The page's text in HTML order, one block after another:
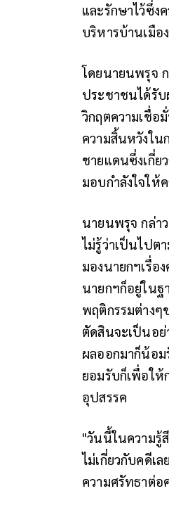
และรักษาไว้ซึ่ง
บริหารบ้านเมือ
โดยนายนพรุจ
ประชาชนได้รับ
วิกฤตความเชื่อ
ความสิ้นหวังใ
ชายแดนซึ่งเกี่
มอบกำลังใจใ
นายนพรุจ กล่า
ไม่รู้ว่าเป็นไปต
มองนายกฯเรื่อ
นายกฯก็อยู่ใน
พฤติกรรมต่างๆ
ตัดสินจะเป็นอ
ผลออกมาก็น้อม
ยอมรับก็เพื่อให้
อุปสรรค
"วันนี้ในความรู้
ไม่เกี่ยวกับคดีเ
ความศรัทธาต่อ